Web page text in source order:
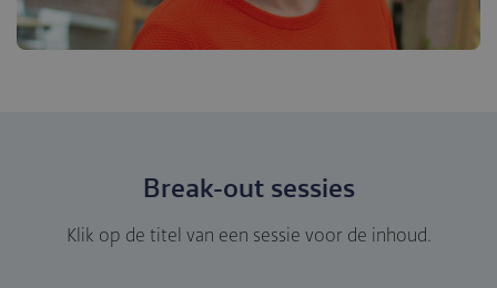
Break-out sessies
Klik op de titel van een sessie voor de inhoud.